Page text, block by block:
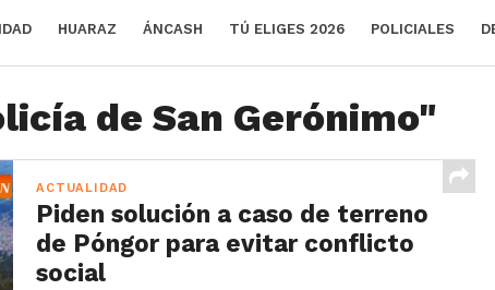
HUARAZ ÁNCASH TÚ ELIGES 2026 POLICIALES
de San Gerónimo"
ACTUALIDAD
Piden solución a caso de terreno
de Póngor para evitar conflicto
social